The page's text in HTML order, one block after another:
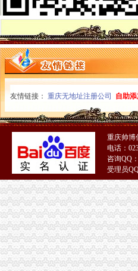
潼南局重庆代办公司全面加菜花节食品
2010年重庆市重庆税务注销流通领域
2010年重庆市重庆营业执照注销流通
市重庆分公司注销政协副主席谢小对
“和硕联合”重庆公司注销正式落户两江
市重庆营业执照注销局12315综合指挥
执法局重庆代办公司创新举措加网络
长寿局重庆税务注销商标发展实现开
垫江局重庆营业执照注销创先争优活动
巫溪局精心谋划“3.15”重庆公司注销活
黔江局重庆营业执照注销净化校园及周
城口局“齐收集、多联合、巧施行”重
2010年重庆市重庆代办公司流通领域
2010年重庆市重庆公司注销流通领域
沈金副局重庆分公司注销长对北碚局
市微企办、重庆税务注销市教委组织
市重庆税务注销局机关全力帮扶铁峰
执法局重庆代办公司总支创先争优活
潼南局重庆分公司注销四举措抓案件质
市重庆代办公司局田野副巡视员率队
波局重庆公司注销长到永川局调研
友情链接： 重庆无地址注册公司 自助
重庆帅博
电话：
咨询QQ
受理员